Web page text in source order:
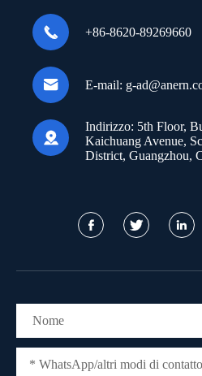
 +86-8620-89269660
 E-mail: g-

Indirizzo: 5th Floor,
Kaichuang Avenue,
District, Guangzhou,
  